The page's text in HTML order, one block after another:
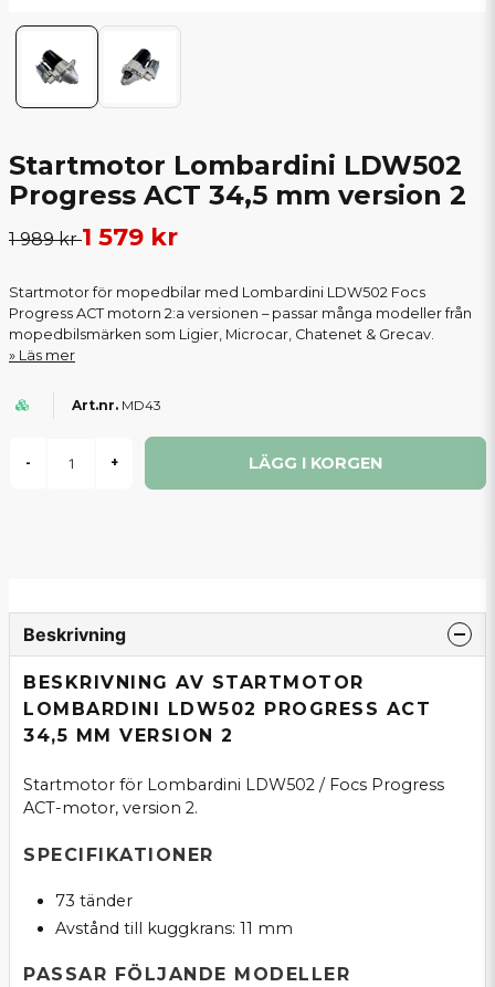
Startmotor Lombardini LDW502
Progress ACT 34,5 mm version 2
1 989 kr1 579 kr
Startmotor för mopedbilar med Lombardini LDW502 Focs
Progress ACT motorn 2:a versionen – passar många modeller från
mopedbilsmärken som Ligier, Microcar, Chatenet & Grecav.
Läs mer
MD43
- + LÄGG I KORGEN
Beskrivning
BESKRIVNING AV STARTMOTOR
LOMBARDINI LDW502 PROGRESS ACT
34,5 MM VERSION 2
Startmotor för Lombardini LDW502 / Focs Progress
ACT-motor, version 2.
SPECIFIKATIONER
73 tänder
Avstånd till kuggkrans: 11 mm
PASSAR FÖLJANDE MODELLER